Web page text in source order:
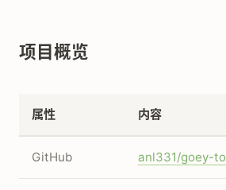
项目概览
属性 内容
GitHub anl331/goey-